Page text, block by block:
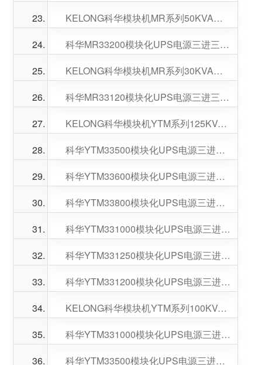
KELONG科华模块机MR系列50KVA功率模块数量可选
科华MR33200模块化UPS电源三进三出50-200KVA可选
KELONG科华模块机MR系列30KVA功率模块数量可选
科华MR33120模块化UPS电源三进三出30-120KVA可选
KELONG科华模块机YTM系列125KVA功率模块数量可选
科华YTM33500模块化UPS电源三进三出125-500KVA可选
科华YTM33600模块化UPS电源三进三出125-600KVA可选
科华YTM33800模块化UPS电源三进三出125-800KVA可选
科华YTM331000模块化UPS电源三进三出125-1000KVA可选
科华YTM331250模块化UPS电源三进三出125-1250KVA可选
科华YTM331200模块化UPS电源三进三出100-1200KVA可选
KELONG科华模块机YTM系列100KVA功率模块数量可选
科华YTM331000模块化UPS电源三进三出100-1000KVA可选
科华YTM33500模块化UPS电源三进三出100-500KVA可选